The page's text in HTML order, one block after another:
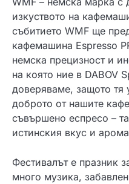
изкуството на
събитието WMF ще
кафемашина Espresso
немска прецизност и
на която ние в DABOV
доверяваме, защото тя
доброто от нашите
съвършено еспресо –
истинския вкус и
Фестивалът е празник
много музика,